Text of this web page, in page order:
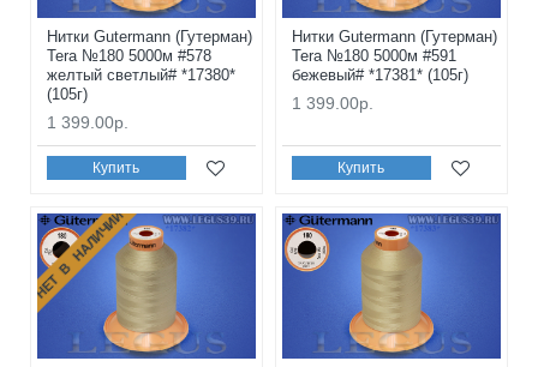
Нитки Gutermann (Гутерман)
Tera №180 5000м #578
желтый светлый# *17380*
(105г)
1 399.00р.
Купить
Нитки Gutermann (Гутерман)
Tera №180 5000м #591
бежевый# *17381* (105г)
1 399.00р.
Купить
НЕТ В НАЛИЧИИ